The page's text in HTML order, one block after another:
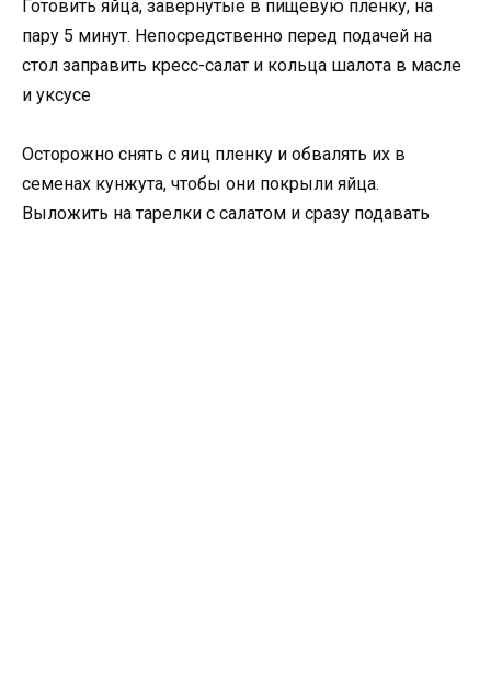
Готовить яйца, завернутые в пищевую пленку, на
пару 5 минут. Непосредственно перед подачей на
стол заправить кресс-салат и кольца шалота в масле
и уксусе
Осторожно снять с яиц пленку и обвалять их в
семенах кунжута, чтобы они покрыли яйца.
Выложить на тарелки с салатом и сразу подавать